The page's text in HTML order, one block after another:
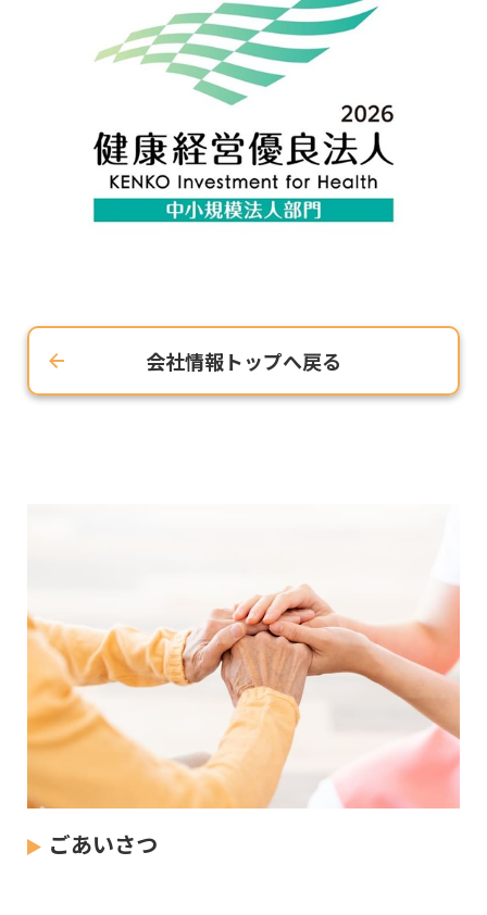
会社情報トップへ戻る
ごあいさつ